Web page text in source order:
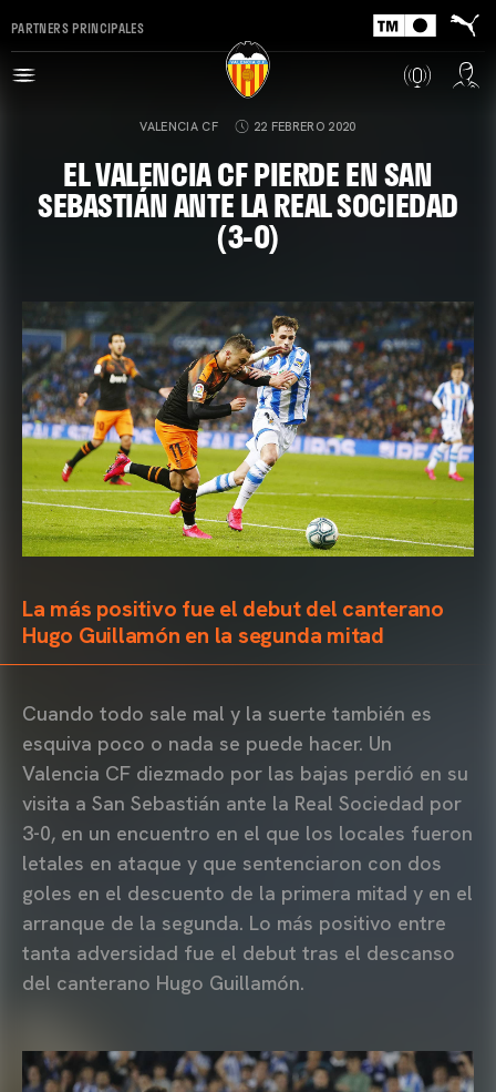
PARTNERS PRINCIPALES
VALENCIA CF 22 FEBRERO 2020
EL VALENCIA CF PIERDE EN SAN
SEBASTIÁN ANTE LA REAL SOCIEDAD
(3-0)
La más positivo fue el debut del canterano
Hugo Guillamón en la segunda mitad
Cuando todo sale mal y la suerte también es
esquiva poco o nada se puede hacer. Un
Valencia CF diezmado por las bajas perdió en su
visita a San Sebastián ante la Real Sociedad por
3-0, en un encuentro en el que los locales fueron
letales en ataque y que sentenciaron con dos
goles en el descuento de la primera mitad y en el
arranque de la segunda. Lo más positivo entre
tanta adversidad fue el debut tras el descanso
del canterano Hugo Guillamón.